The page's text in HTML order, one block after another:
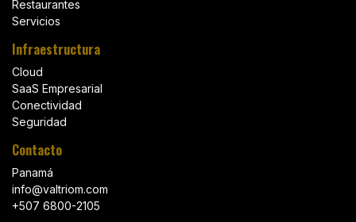
Restaurantes
Servicios
Infraestructura
Cloud
SaaS Empresarial
Conectividad
Seguridad
Contacto
Panamá
info@valtriom.com
+507 6800-2105